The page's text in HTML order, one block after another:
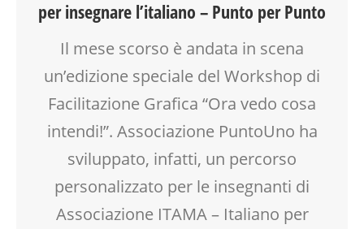
SCUOLA
per insegnare l’italiano – Punto per Punto
Il mese scorso è andata in scena
un’edizione speciale del Workshop di
Facilitazione Grafica “Ora vedo cosa
intendi!”. Associazione PuntoUno ha
sviluppato, infatti, un percorso
personalizzato per le insegnanti di
Associazione ITAMA – Italiano per